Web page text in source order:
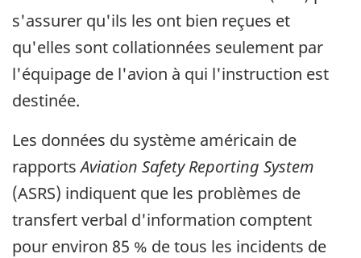
s'assurer qu'ils les ont bien reçues et
qu'elles sont collationnées seulement par
l'équipage de l'avion à qui l'instruction est
destinée.
Les données du système américain de
rapportsAviation Safety Reporting System
(ASRS) indiquent que les problèmes de
transfert verbal d'information comptent
pour environ 85 % de tous les incidents de